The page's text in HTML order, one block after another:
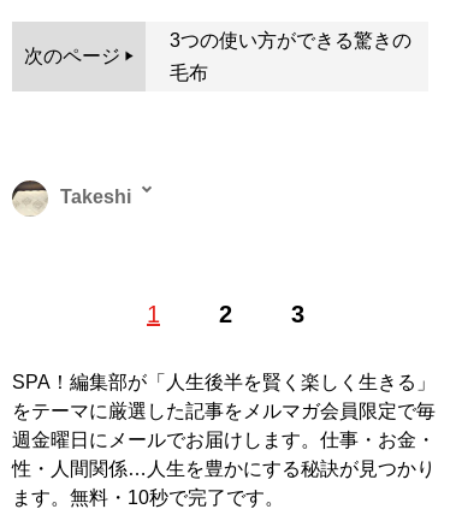
次のページ
3つの使い方ができる驚きの
毛布
1 2 3
Takeshi
ら、自然環境や魚、釣りのライターでもある。趣味で地
記事一覧へ
SPA！編集部が「人生後半を賢く楽しく生きる」
をテーマに厳選した記事をメルマガ会員限定で毎
週金曜日にメールでお届けします。仕事・お金・
性・人間関係…人生を豊かにする秘訣が見つかり
ます。無料・10秒で完了です。